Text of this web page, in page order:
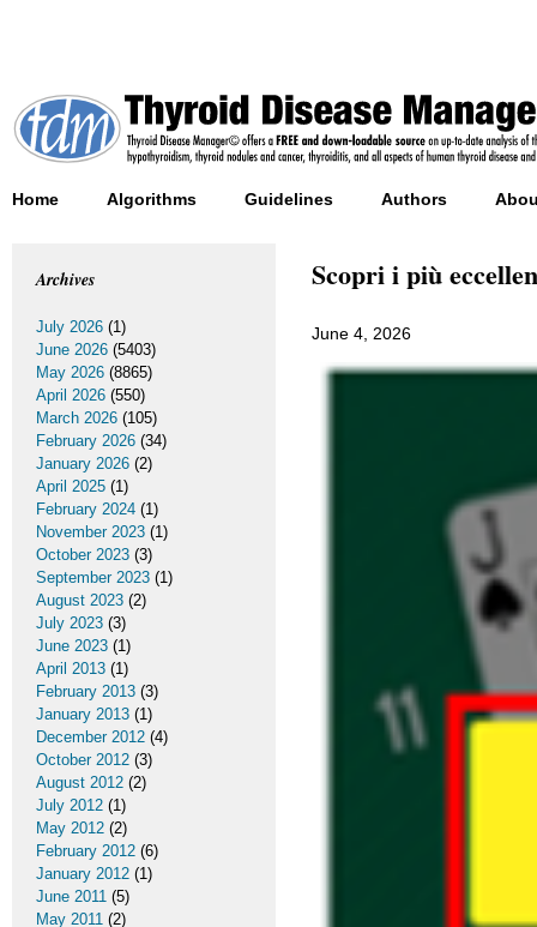
Home Algorithms Guidelines Authors
Scopri i più
June 4, 2026
Archives
July 2026 (1)
June 2026 (5403)
May 2026 (8865)
April 2026 (550)
March 2026 (105)
February 2026 (34)
January 2026 (2)
April 2025 (1)
February 2024 (1)
November 2023 (1)
October 2023 (3)
September 2023 (1)
August 2023 (2)
July 2023 (3)
June 2023 (1)
April 2013 (1)
February 2013 (3)
January 2013 (1)
December 2012 (4)
October 2012 (3)
August 2012 (2)
July 2012 (1)
May 2012 (2)
February 2012 (6)
January 2012 (1)
June 2011 (5)
May 2011 (2)